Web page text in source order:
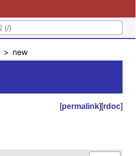
new
[permalink][rdoc]